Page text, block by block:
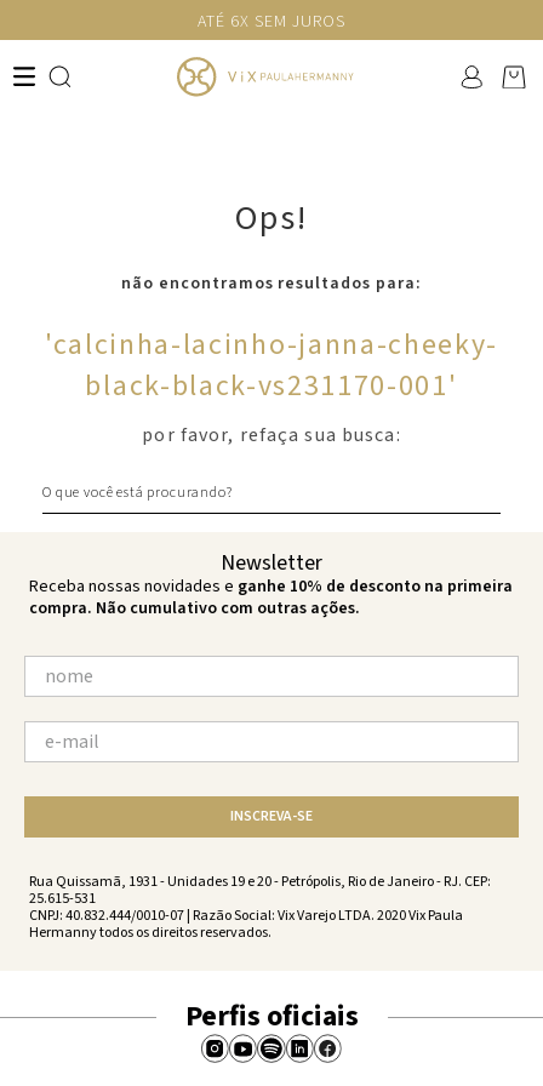
ATÉ 6X SEM JUROS
Ops!
não encontramos resultados para:
'calcinha-lacinho-janna-cheeky-
black-black-vs231170-001'
por favor, refaça sua busca:
Newsletter
Receba nossas novidades e ganhe 10% de desconto na primeira
compra. Não cumulativo com outras ações.
INSCREVA-SE
Rua Quissamã, 1931 - Unidades 19 e 20 - Petrópolis, Rio de Janeiro - RJ. CEP:
25.615-531
CNPJ: 40.832.444/0010-07 | Razão Social: Vix Varejo LTDA. 2020 Vix Paula
Hermanny todos os direitos reservados.
Perfis oficiais